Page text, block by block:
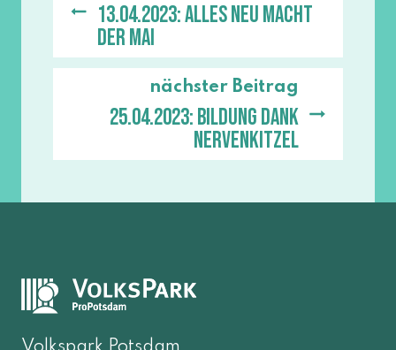
13.04.2023: Alles neu macht
der Mai
nächster Beitrag
25.04.2023: Bildung dank
Nervenkitzel